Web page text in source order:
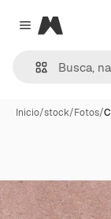
Close menu
Magnific
Inicio/stock/Fotos/